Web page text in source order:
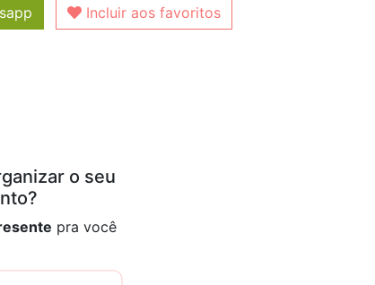
Incluir aos favoritos
o seu
pra você